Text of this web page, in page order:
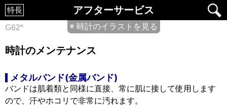
アフターサービス
特長
◉ 時計のイラストを見る
G62*
時計のメンテナンス
メタルバンド(金属バンド)
バンドは肌着類と同様に直接、常に肌に接して使用します
ので、汗やホコリで非常に汚れます。